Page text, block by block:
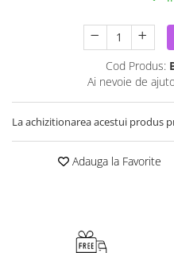
Cod Produs:
Ai nevoie de
La achizitionarea acestui produs
Adauga la Favorite